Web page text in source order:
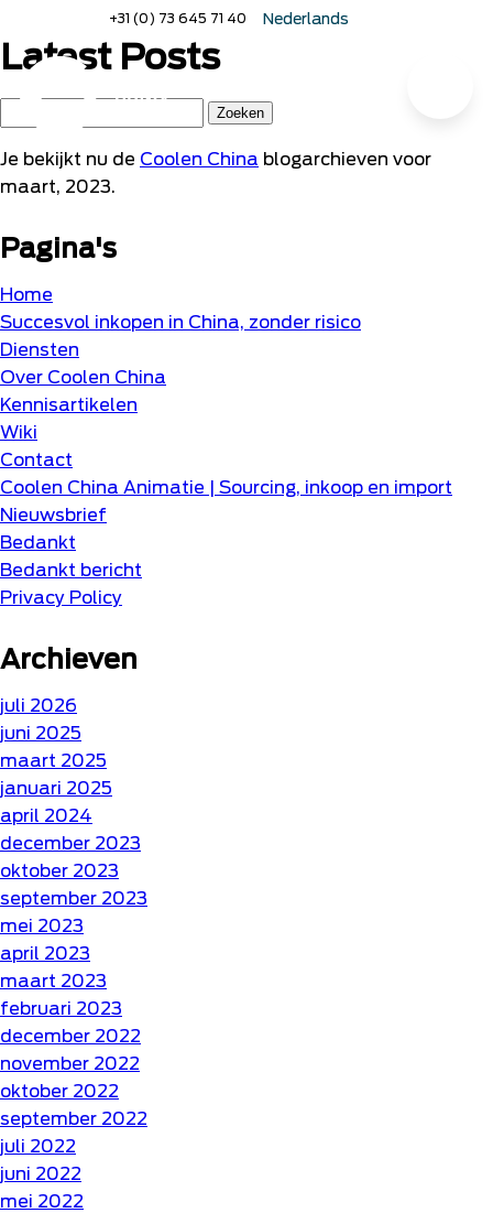
hoofdinhoud
+31 (0) 73 645 71 40
Nederlands
Home
Latest Posts
Je bekijkt nu de Coolen China blogarchieven voor
maart, 2023.
Pagina's
Home
Succesvol inkopen in China, zonder risico
Diensten
Over Coolen China
Kennisartikelen
Wiki
Contact
Coolen China Animatie | Sourcing, inkoop en import
Nieuwsbrief
Bedankt
Bedankt bericht
Privacy Policy
Archieven
juli 2026
juni 2025
maart 2025
januari 2025
april 2024
december 2023
oktober 2023
september 2023
mei 2023
april 2023
maart 2023
februari 2023
december 2022
november 2022
oktober 2022
september 2022
juli 2022
juni 2022
mei 2022